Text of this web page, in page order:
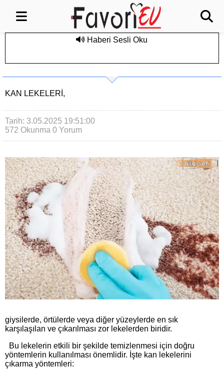
Haberi Sesli Oku
KAN LEKELERI,
Tarih: 3.05.2025 19:51:00
572 Okunma 0 Yorum
giysilerde, örtülerde veya diğer yüzeylerde en sık
karşılaşılan ve çıkarılması zor lekelerden biridir.
Bu lekelerin etkili bir şekilde temizlenmesi için doğru
yöntemlerin kullanılması önemlidir. İşte kan lekelerini
çıkarma yöntemleri: